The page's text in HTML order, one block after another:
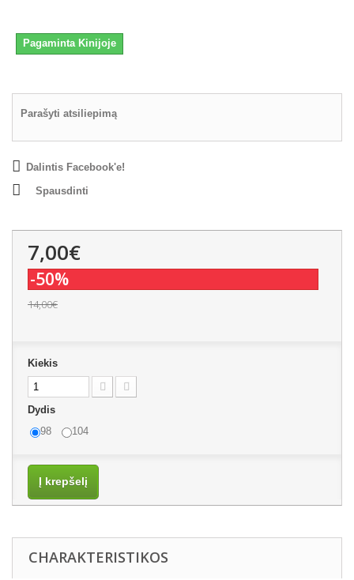
Pagaminta Kinijoje
Parašyti atsiliepimą
Dalintis Facebook'e!
Spausdinti
7,00€
-50%
14,00€
Kiekis
Dydis
98
104
Į krepšelį
CHARAKTERISTIKOS